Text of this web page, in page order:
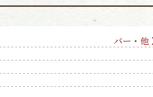
バー・他